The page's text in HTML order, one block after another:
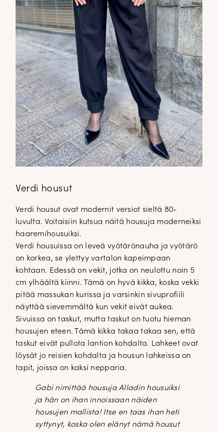
Verdi housut
Verdi housut ovat modernit versiot sieltä 80-
luvulta. Voitaisiin kutsua näitä housuja moderneiksi
haaremihousuiksi.
Verdi housuissa on leveä vyötärönauha ja vyötärö
on korkea, se ylettyy vartalon kapeimpaan
kohtaan. Edessä on vekit, jotka on neulottu noin 5
cm ylhäältä kiinni. Tämä on hyvä kikka, koska vekki
pitää massukan kurissa ja varsinkin sivuprofiili
näyttää sievemmältä kun vekit eivät aukea.
Sivuissa on taskut, mutta taskut on tuotu hieman
housujen eteen. Tämä kikka takaa takaa sen, että
taskut eivät pullota lantion kohdalta. Lahkeet ovat
löysät jo reisien kohdalta ja housun lahkeissa on
tapit, joissa on kaksi nepparia.
Gabi nimittää housuja Alladin housuiksi
ja hän on ihan innoissaan näiden
housujen mallista! Itse en taas ihan heti
syttynyt, koska olen elänyt nämä housut